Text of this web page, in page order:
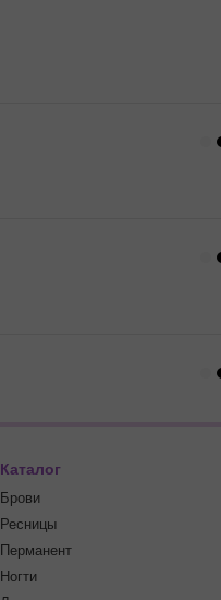
Каталог
Брови
Ресницы
Перманент
Ногти